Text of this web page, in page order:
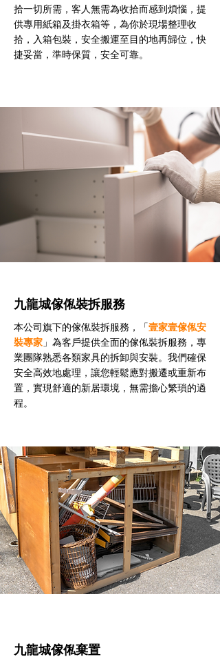
拾一切所需，客人無需為收拾而感到煩惱，提
供專用紙箱及掛衣箱等，為你於現場整理收
拾，入箱包裝，安全搬運至目的地再歸位，快
捷妥當，準時保質，安全可靠。
九龍城傢俬裝拆服務
本公司旗下的傢俬裝拆服務，「壹家壹傢俬安
裝專家 」為客戶提供全面的傢俬裝拆服務，專
業團隊熟悉各類家具的拆卸與安裝。我們確保
安全高效地處理，讓您輕鬆應對搬遷或重新布
置，實現舒適的新居環境，無需擔心繁瑣的過
程。
九龍城傢俬棄置